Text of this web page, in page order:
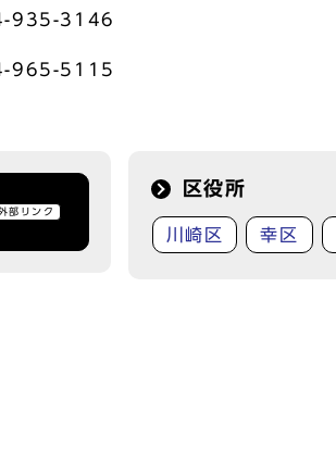
935-3146
965-5115
部リンク
区役所
川崎区 幸区